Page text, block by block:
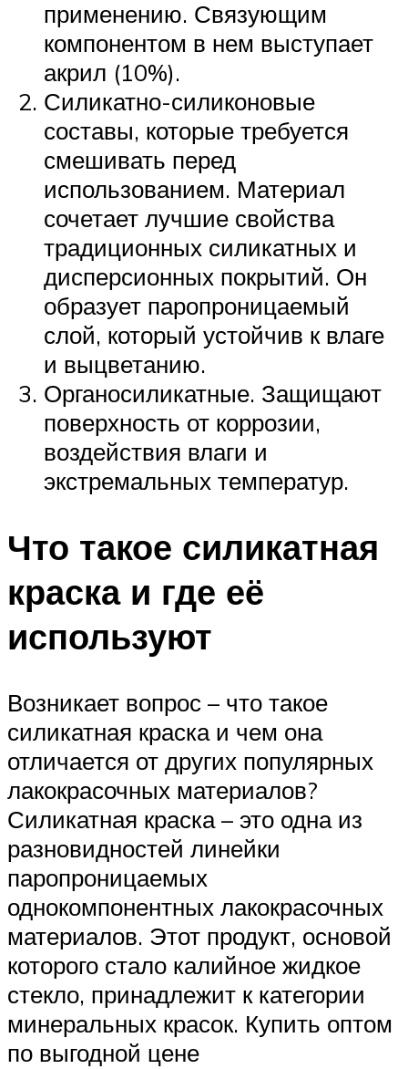
применению. Связующим
компонентом в нем выступает
акрил (10%).
Силикатно-силиконовые
составы, которые требуется
смешивать перед
использованием. Материал
сочетает лучшие свойства
традиционных силикатных и
дисперсионных покрытий. Он
образует паропроницаемый
слой, который устойчив к влаге
и выцветанию.
Органосиликатные. Защищают
поверхность от коррозии,
воздействия влаги и
экстремальных температур.
Что такое силикатная
краска и где её
используют
Возникает вопрос – что такое
силикатная краска и чем она
отличается от других популярных
лакокрасочных материалов?
Силикатная краска – это одна из
разновидностей линейки
паропроницаемых
однокомпонентных лакокрасочных
материалов. Этот продукт, основой
которого стало калийное жидкое
стекло, принадлежит к категории
минеральных красок. Купить оптом
по выгодной цене